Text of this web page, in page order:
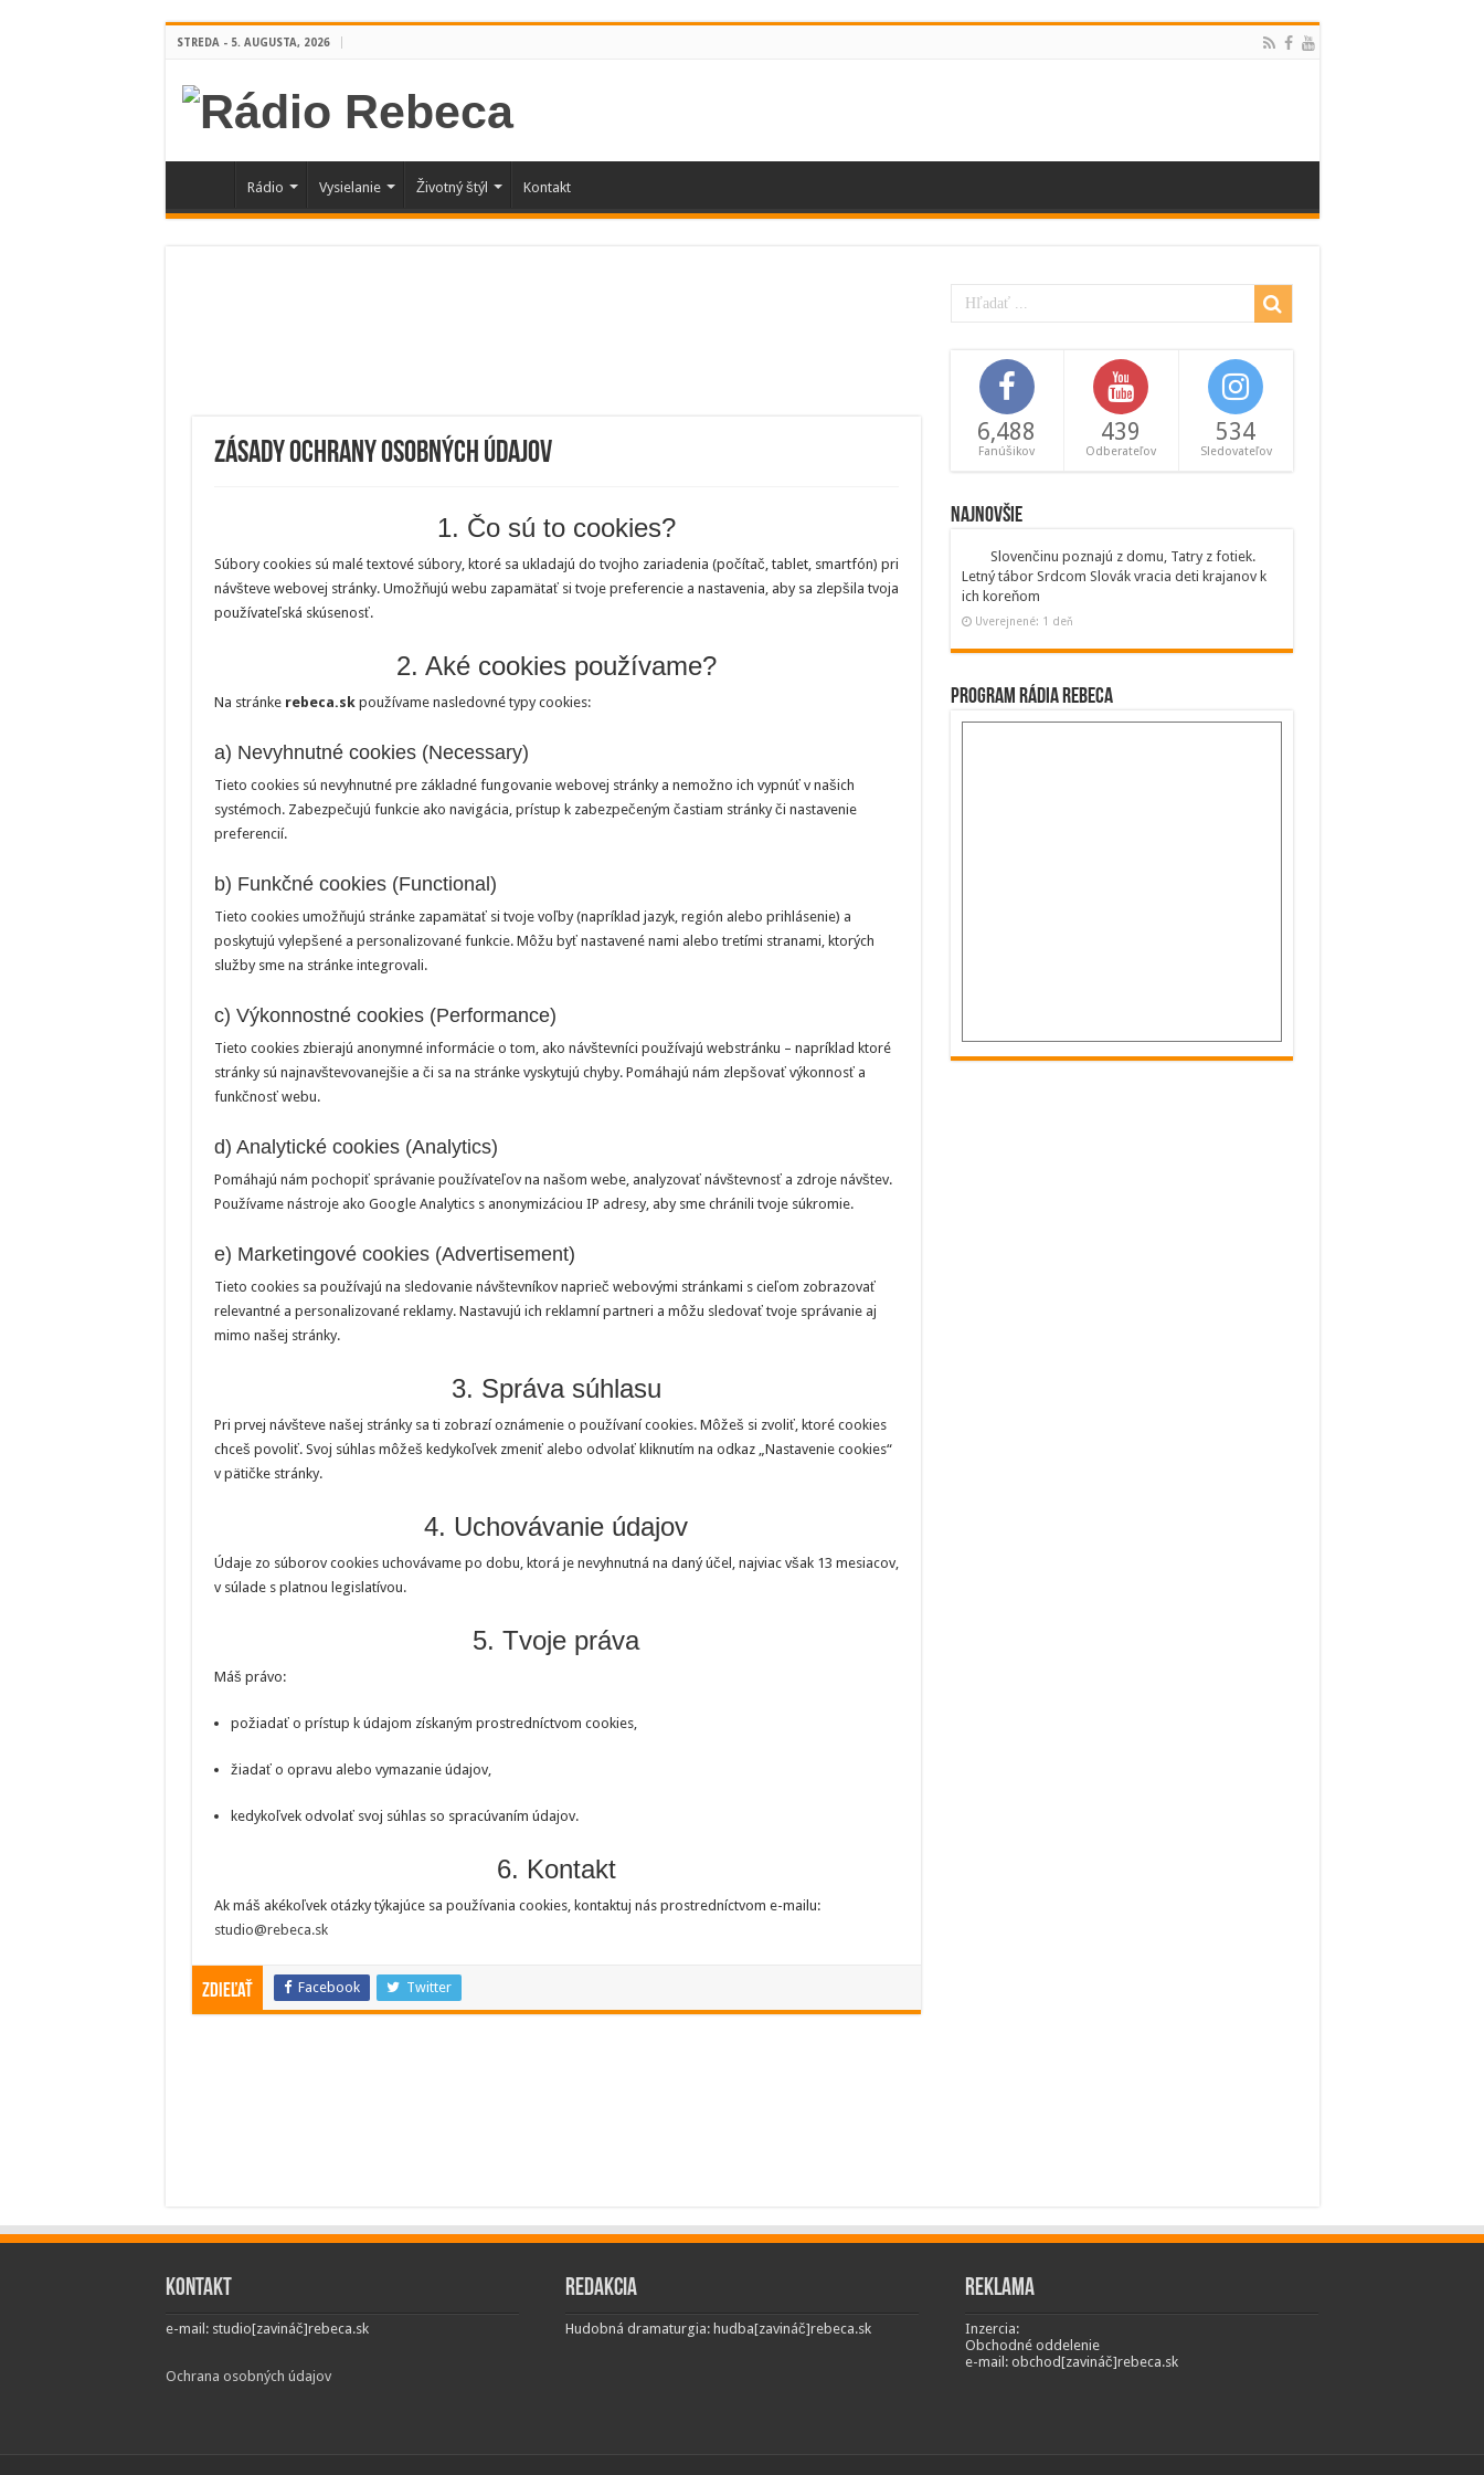
STREDA - 5. AUGUSTA, 2026
Rádio Vysielanie Životný štýl Kontakt
Zásady ochrany osobných údajov
1. Čo sú to cookies?
Súbory cookies sú malé textové súbory, ktoré sa ukladajú do tvojho zariadenia (počítač, tablet, smartfón) pri
návšteve webovej stránky. Umožňujú webu zapamätať si tvoje preferencie a nastavenia, aby sa zlepšila tvoja
používateľská skúsenosť.
2. Aké cookies používame?
Na stránke rebeca.skpoužívame nasledovné typy cookies:
a) Nevyhnutné cookies (Necessary)
Tieto cookies sú nevyhnutné pre základné fungovanie webovej stránky a nemožno ich vypnúť v našich
systémoch. Zabezpečujú funkcie ako navigácia, prístup k zabezpečeným častiam stránky či nastavenie
preferencií.
b) Funkčné cookies (Functional)
Tieto cookies umožňujú stránke zapamätať si tvoje voľby (napríklad jazyk, región alebo prihlásenie) a
poskytujú vylepšené a personalizované funkcie. Môžu byť nastavené nami alebo tretími stranami, ktorých
služby sme na stránke integrovali.
c) Výkonnostné cookies (Performance)
Tieto cookies zbierajú anonymné informácie o tom, ako návštevníci používajú webstránku – napríklad ktoré
stránky sú najnavštevovanejšie a či sa na stránke vyskytujú chyby. Pomáhajú nám zlepšovať výkonnosť a
funkčnosť webu.
d) Analytické cookies (Analytics)
Pomáhajú nám pochopiť správanie používateľov na našom webe, analyzovať návštevnosť a zdroje návštev.
Používame nástroje ako Google Analytics s anonymizáciou IP adresy, aby sme chránili tvoje súkromie.
e) Marketingové cookies (Advertisement)
Tieto cookies sa používajú na sledovanie návštevníkov naprieč webovými stránkami s cieľom zobrazovať
relevantné a personalizované reklamy. Nastavujú ich reklamní partneri a môžu sledovať tvoje správanie aj
mimo našej stránky.
3. Správa súhlasu
Pri prvej návšteve našej stránky sa ti zobrazí oznámenie o používaní cookies. Môžeš si zvoliť, ktoré cookies
chceš povoliť. Svoj súhlas môžeš kedykoľvek zmeniť alebo odvolať kliknutím na odkaz „Nastavenie cookies“
v pätičke stránky.
4. Uchovávanie údajov
Údaje zo súborov cookies uchovávame po dobu, ktorá je nevyhnutná na daný účel, najviac však 13 mesiacov,
v súlade s platnou legislatívou.
5. Tvoje práva
Máš právo:
požiadať o prístup k údajom získaným prostredníctvom cookies,
žiadať o opravu alebo vymazanie údajov,
kedykoľvek odvolať svoj súhlas so spracúvaním údajov.
6. Kontakt
Ak máš akékoľvek otázky týkajúce sa používania cookies, kontaktuj nás prostredníctvom e-mailu:
studio@rebeca.sk
Zdieľať Facebook Twitter
6,488
Fanúšikov
439
Odberateľov
534
Sledovateľov
Najnovšie
Slovenčinu poznajú z domu, Tatry z fotiek.
Letný tábor Srdcom Slovák vracia deti krajanov k
ich koreňom
Uverejnené: 1 deň
Program Rádia Rebeca
Kontakt
e-mail: studio[zavináč]rebeca.sk
Ochrana osobných údajov
Redakcia
Hudobná dramaturgia: hudba[zavináč]rebeca.sk
Reklama
Inzercia:
Obchodné oddelenie
e-mail: obchod[zavináč]rebeca.sk